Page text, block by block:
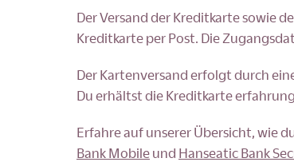
Der Versand der Kreditkarte sowie
Kreditkarte per Post. Die
Der Kartenversand erfolgt durch
Du erhältst die Kreditkarte
Erfahre auf unserer Übersicht, wie
Bank Mobile und Hanseatic Bank